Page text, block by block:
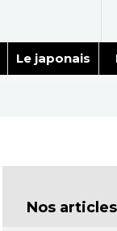
Le japonais
Nos